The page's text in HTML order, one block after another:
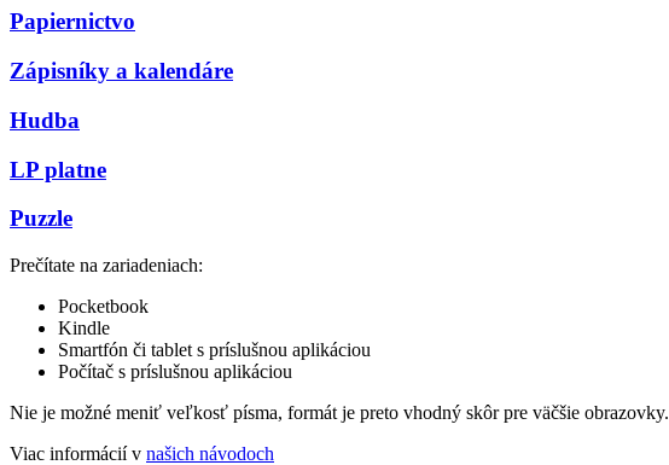
Papiernictvo
Zápisníky a kalendáre
Hudba
LP platne
Puzzle
Prečítate na zariadeniach:
Pocketbook
Kindle
Smartfón či tablet s príslušnou aplikáciou
Počítač s príslušnou aplikáciou
Nie je možné meniť veľkosť písma, formát je preto vhodný skôr pre väčšie obrazovky.
Viac informácií v našich návodoch